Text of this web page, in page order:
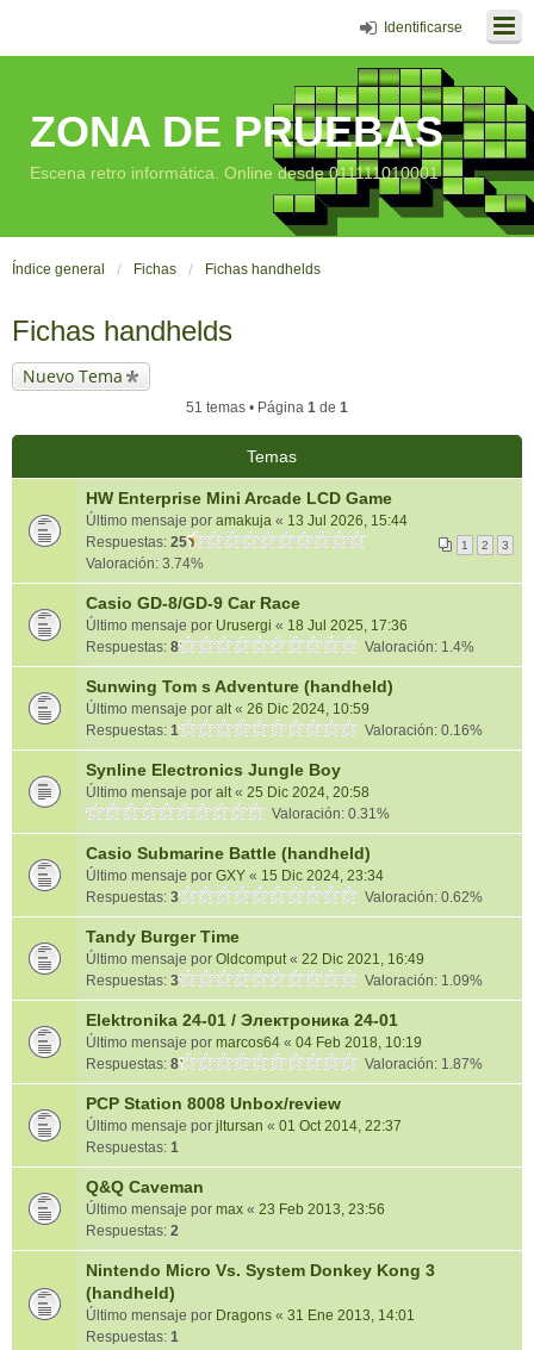
Identificarse
ZONA DE PRUEBAS
Escena retro informática. Online desde 011111010001
Índice general Fichas Fichas handhelds
Fichas handhelds
Nuevo Tema
51 temas • Página 1 de 1
Temas
HW Enterprise Mini Arcade LCD Game
Último mensaje por amakuja « 13 Jul 2026, 15:44
Respuestas: 25 1 2 3
Valoración: 3.74%
Casio GD-8/GD-9 Car Race
Último mensaje por Urusergi « 18 Jul 2025, 17:36
Respuestas: 8 Valoración: 1.4%
Sunwing Tom s Adventure (handheld)
Último mensaje por alt« 26 Dic 2024, 10:59
Respuestas: 1 Valoración: 0.16%
Synline Electronics Jungle Boy
Último mensaje por alt« 25 Dic 2024, 20:58
Valoración: 0.31%
Casio Submarine Battle (handheld)
Último mensaje por GXY « 15 Dic 2024, 23:34
Respuestas: 3 Valoración: 0.62%
Tandy Burger Time
Último mensaje por Oldcomput« 22 Dic 2021, 16:49
Respuestas: 3 Valoración: 1.09%
Elektronika 24-01 / Электроника 24-01
Último mensaje por marcos64 « 04 Feb 2018, 10:19
Respuestas: 8 Valoración: 1.87%
PCP Station 8008 Unbox/review
Último mensaje por jltursan « 01 Oct 2014, 22:37
Respuestas: 1
Q&Q Caveman
Último mensaje por max « 23 Feb 2013, 23:56
Respuestas: 2
Nintendo Micro Vs. System Donkey Kong 3
(handheld)
Último mensaje por Dragons « 31 Ene 2013, 14:01
Respuestas: 1